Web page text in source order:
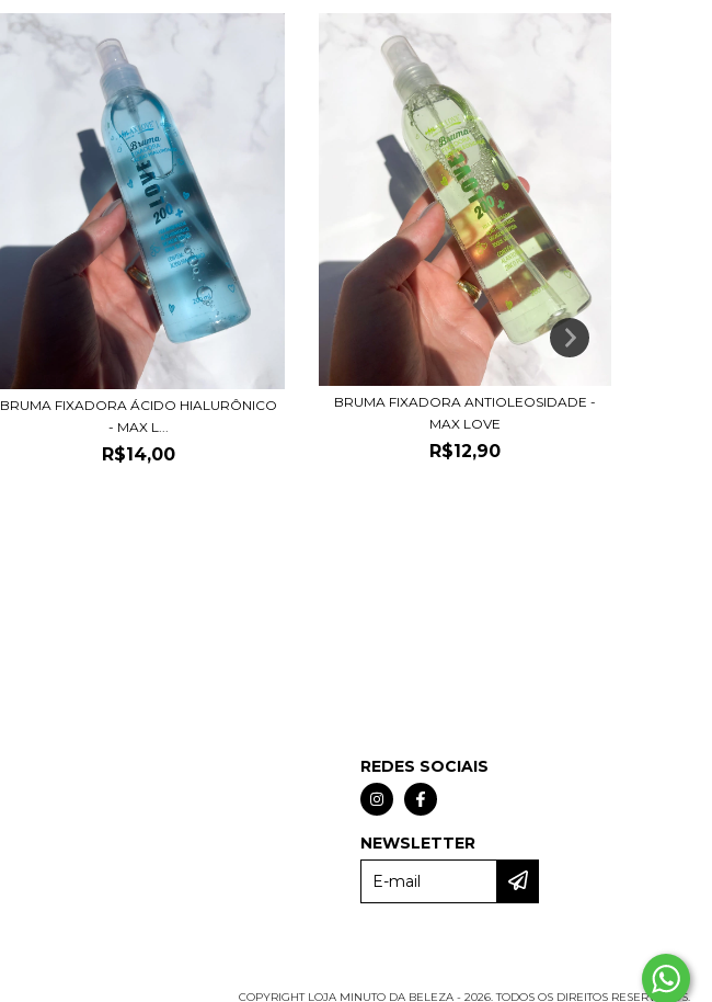
BRUMA FIXADORA ÁCIDO HIALURÔNICO
- MAX L...
R$14,00
BRUMA FIXADORA ANTIOLEOSIDADE -
MAX LOVE
R$12,90
REDES SOCIAIS
NEWSLETTER
COPYRIGHT LOJA MINUTO DA BELEZA - 2026. TODOS OS DIREITOS RESERVADOS.